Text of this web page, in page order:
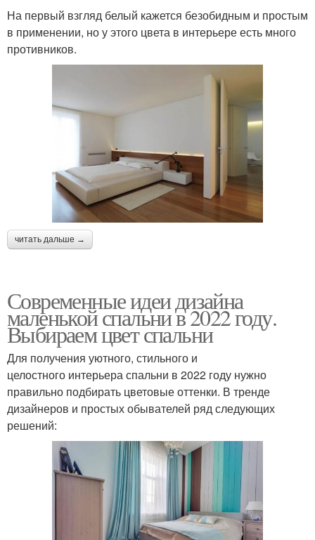
На первый взгляд белый кажется безобидным и простым
в применении, но у этого цвета в интерьере есть много
противников.
читать дальше →
Современные идеи дизайна
маленькой спальни в 2022 году.
Выбираем цвет спальни
Для получения уютного, стильного и
целостного интерьера спальни в 2022 году нужно
правильно подбирать цветовые оттенки. В тренде
дизайнеров и простых обывателей ряд следующих
решений: